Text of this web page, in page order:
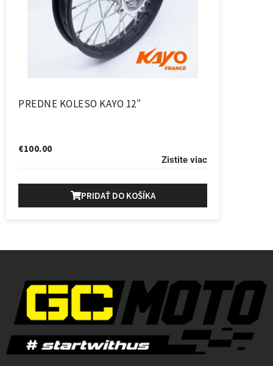
PREDNE KOLESO KAYO 12″
€100.00
Zistite viac
PRIDAŤ DO KOŠÍKA